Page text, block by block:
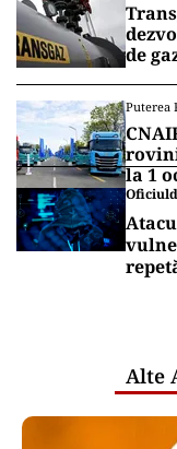
de
Puterea
la 1
Alte